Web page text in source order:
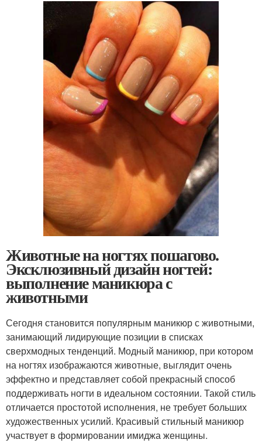
Животные на ногтях пошагово.
Эксклюзивный дизайн ногтей:
выполнение маникюра с
животными
Сегодня становится популярным маникюр с животными,
занимающий лидирующие позиции в списках
сверхмодных тенденций. Модный маникюр, при котором
на ногтях изображаются животные, выглядит очень
эффектно и представляет собой прекрасный способ
поддерживать ногти в идеальном состоянии. Такой стиль
отличается простотой исполнения, не требует больших
художественных усилий. Красивый стильный маникюр
участвует в формировании имиджа женщины.